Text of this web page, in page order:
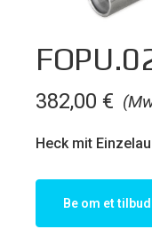
382,00 €
Heck mit
Be om et tilbud